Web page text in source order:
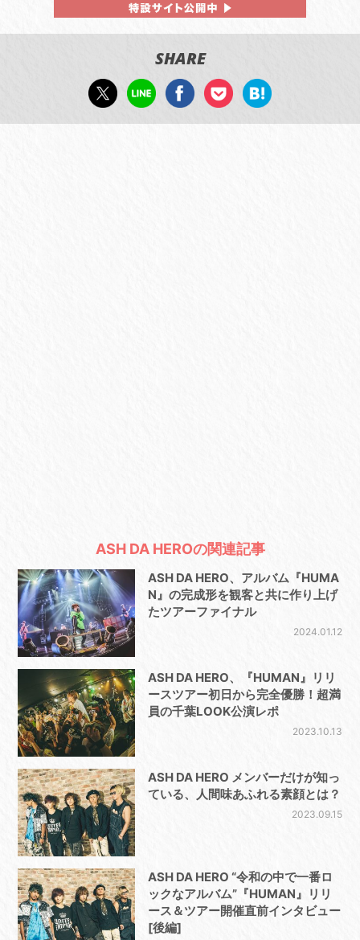
SHARE
ASH DA HEROの関連記事
ASH DA HERO、アルバム『HUMA
N』の完成形を観客と共に作り上げ
たツアーファイナル
2024.01.12
ASH DA HERO、『HUMAN』リリ
ースツアー初日から完全優勝！超満
員の千葉LOOK公演レポ
2023.10.13
ASH DA HERO メンバーだけが知っ
ている、人間味あふれる素顔とは？
2023.09.15
ASH DA HERO “令和の中で一番ロ
ックなアルバム”『HUMAN』リリ
ース＆ツアー開催直前インタビュー
[後編]